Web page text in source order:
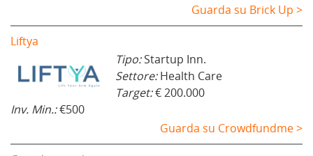
Guarda su Brick Up >
Liftya
Tipo:Startup Inn.
Settore:Health Care
Target:€ 200.000
Inv. Min.:€500
Guarda su Crowdfundme >